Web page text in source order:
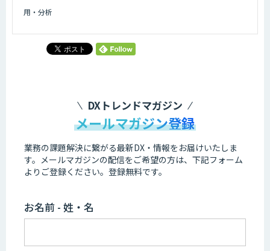
用・分析
DXトレンドマガジン
メールマガジン登録
業務の課題解決に繋がる最新DX・情報をお届けいたしま
す。 メールマガジンの配信をご希望の方は、下記フォーム
よりご登録ください。登録無料です。
お名前 - 姓・名